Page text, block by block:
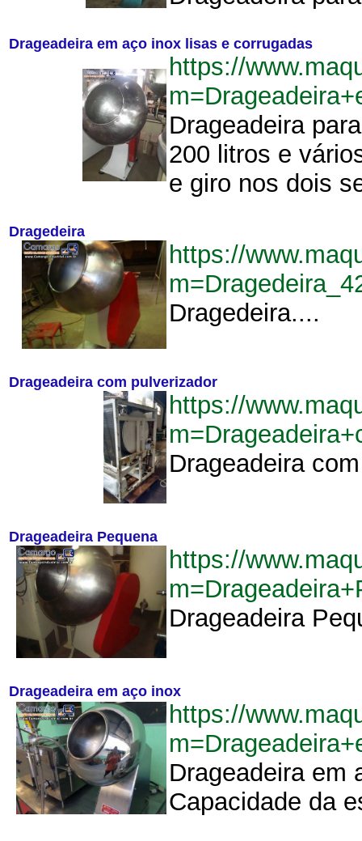
Drageadeira em aço inox lisas e corrugadas
https://
Drageadeira
200 litros e
e giro nos dois
Dragedeira
https://
Dragedeira....
Drageadeira com pulverizador
https://
Drageadeira
Drageadeira Pequena
https://
Drageadeira
Drageadeira em aço inox
https://
Drageadeira em
Capacidade da